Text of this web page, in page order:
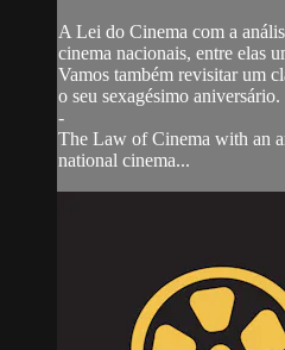
A Lei do Cinema com a
cinema nacionais, entre elas
Vamos também revisitar um
o seu sexagésimo
-
The Law of Cinema with an
national cinema...